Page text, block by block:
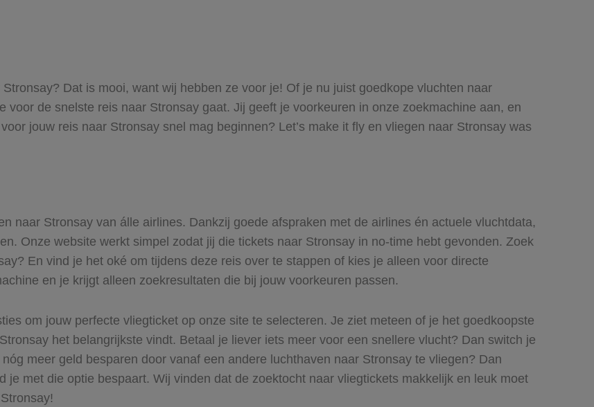
Dat is mooi, want wij hebben ze voor je! Of je nu juist goedkope vluchten naar
voor de snelste reis naar Stronsay gaat. Jij geeft je voorkeuren in onze zoekmachine aan, en
jouw reis naar Stronsay snel mag beginnen? Let’s make it fly en vliegen naar Stronsay was
naar Stronsay van álle airlines. Dankzij goede afspraken met de airlines én actuele vluchtdata,
Onze website werkt simpel zodat jij die tickets naar Stronsay in no-time hebt gevonden. Zoek
En vind je het oké om tijdens deze reis over te stappen of kies je alleen voor directe
en je krijgt alleen zoekresultaten die bij jouw voorkeuren passen.
om jouw perfecte vliegticket op onze site te selecteren. Je ziet meteen of je het goedkoopste
het belangrijkste vindt. Betaal je liever iets meer voor een snellere vlucht? Dan switch je
meer geld besparen door vanaf een andere luchthaven naar Stronsay te vliegen? Dan
je met die optie bespaart. Wij vinden dat de zoektocht naar vliegtickets makkelijk en leuk moet